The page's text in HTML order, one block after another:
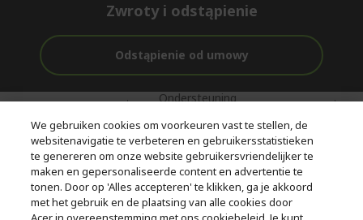
Zwroty i odstąpienie
Odstąpienie od umowy
Gratis
bezorging
Ondersteuning
aankoop
Met 0%
Rente
© 2026 Acer Inc.
CPYou BV is de erkende reseller van de producten en diensten die
in deze winkel worden aangeboden.
We gebruiken cookies om voorkeuren vast te stellen, de
websitenavigatie te verbeteren en gebruikersstatistieken
te genereren om onze website gebruikersvriendelijker te
maken en gepersonaliseerde content en advertentie te
tonen. Door op 'Alles accepteren' te klikken, ga je akkoord
met het gebruik en de plaatsing van alle cookies door